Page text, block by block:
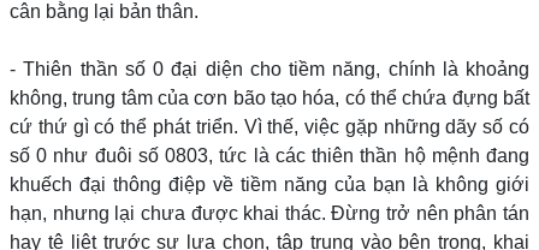
cân bằng lại bản thân.
- Thiên thần số 0 đại diện cho tiềm năng, chính là khoảng
không, trung tâm của cơn bão tạo hóa, có thể chứa đựng bất
cứ thứ gì có thể phát triển. Vì thế, việc gặp những dãy số có
số 0 như đuôi số 0803, tức là các thiên thần hộ mệnh đang
khuếch đại thông điệp về tiềm năng của bạn là không giới
hạn, nhưng lại chưa được khai thác. Đừng trở nên phân tán
hay tê liệt trước sự lựa chọn, tập trung vào bên trong, khai